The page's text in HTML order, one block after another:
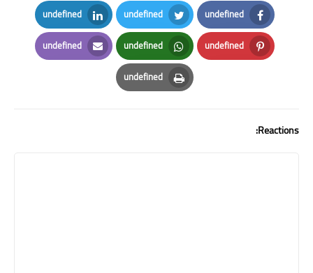
undefined
Facebook
undefined
Twitter
undefined
LinkedIn
undefined
Pinterest
undefined
Whatsapp
undefined
Email
undefined
Print
Reactions: